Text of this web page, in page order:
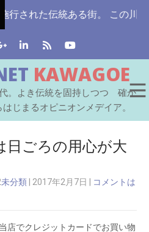
た伝統ある街。 この川越をは
KAWAGOE
。よき伝統を固持しつつ 確か
じまるオピニオンメデイア。
日ごろの用心が大
未分類 | 2017年2月7日
コメントは
店でクレジットカードでお買い物